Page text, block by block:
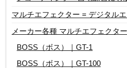
マルチエフェクター = デジタル
メーカー各種 マルチエフェクタ
BOSS（ボス）｜GT-1
BOSS（ボス）｜GT-100